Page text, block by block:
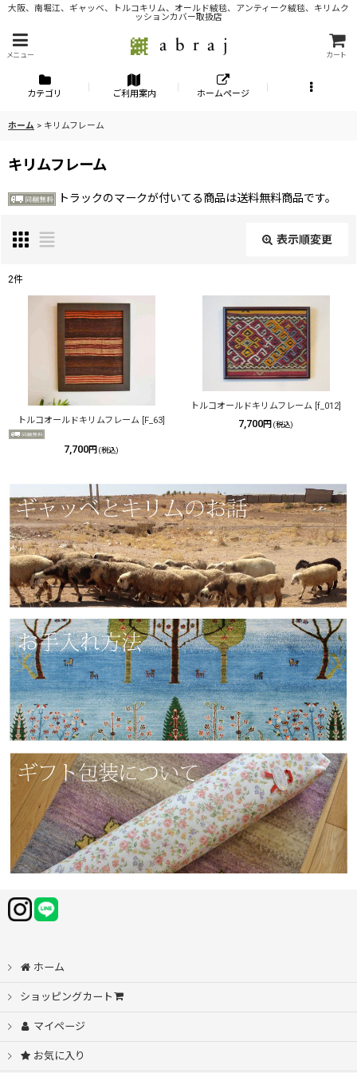
大阪、南堀江、ギャッベ、トルコキリム、オールド絨毯、アンティーク絨毯、キリムク
ッションカバー取扱店
メニュー カート
カテゴリ ご利用案内 ホームページ
ホーム > キリムフレーム
キリムフレーム
トラックのマークが付いてる商品は送料無料商品です。
表示順変更
表示数:
絞り込む
2件
トルコオールドキリムフレーム [F_63]
7,700円 (税込)
トルコオールドキリムフレーム [f_012]
7,700円 (税込)
ホーム
ショッピングカート
マイページ
お気に入り